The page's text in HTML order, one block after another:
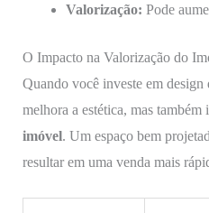
Valorização: Pode
O Impacto na Valorização do
Quando você investe em design
melhora a estética, mas também
imóvel. Um espaço bem
resultar em uma venda mais